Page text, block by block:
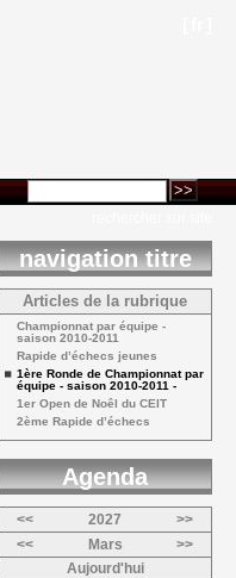
navigation titre
Articles de la rubrique
Championnat par équipe -
saison 2010-2011
Rapide d’échecs jeunes
1ère Ronde de Championnat par
équipe - saison 2010-2011 -
1er Open de Noêl du CEIT
2ème Rapide d’échecs
Agenda
<< 2027
>>
<<
Mars
>>
Aujourd'hui